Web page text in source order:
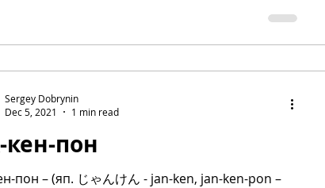
кен-пон
– (яп. じゃんけん - jan-ken, jan-ken-pon –
Sergey Dobrynin
Dec 5, 2021
1 min read